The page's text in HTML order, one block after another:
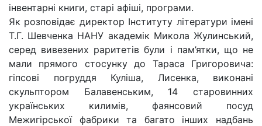
інвентарні книги, старі афіші, програми.
Як розповідає директор Інституту літератури імені
Т.Г. Шевченка НАНУ академік Микола Жулинський,
серед вивезених раритетів були і пам’ятки, що не
мали прямого стосунку до Тараса Григоровича:
гіпсові погруддя Куліша, Лисенка, виконані
скульптором Балавенським, 14 старовинних
українських килимів, фаянсовий посуд
Межигірської фабрики та багато інших надбань